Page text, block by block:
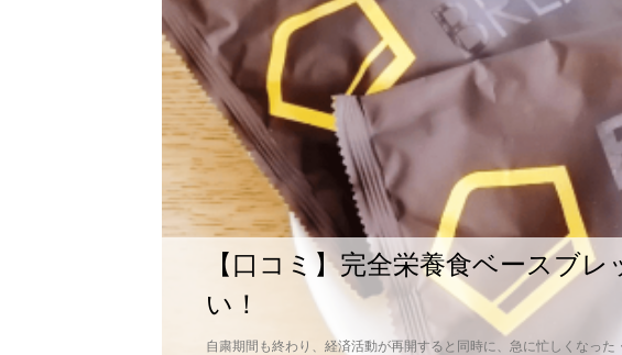
【口コミ】完全栄養食ベースブ
い！
自粛期間も終わり、経済活動が再開すると同時に、急に忙しくなっ